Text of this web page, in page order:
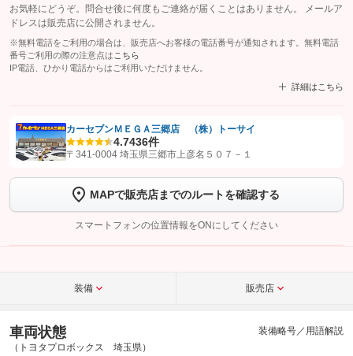
お気軽にどうぞ。問合せ後に何度もご連絡が届くことはありません。 メールア
ドレスは販売店に公開されません。
※無料電話をご利用の場合は、販売店へお客様の電話番号が通知されます。無料電話
番号ご利用の際の注意点は こちら
IP電話、ひかり電話からはご利用いただけません。
詳細はこちら
【STEP1】認証画面でグーネットを友だち追加してから「許可する」ボタンを押
トーク画面で
ボタンをタップして問い合わせを
完了してください。
こちら
カーセブンＭＥＧＡ三郷店 （株）トーサイ
4.7436件
〒341-0004 埼玉県三郷市上彦名５０７－１
MAPで販売店までのルートを確認する
スマートフォンの位置情報をONにしてください
装備 販売店
車両状態
（トヨタプロボックス 埼玉県）
装備略号／用語解説